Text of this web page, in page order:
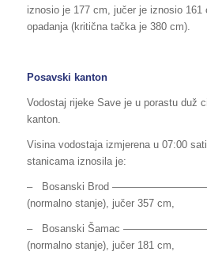
iznosio je 177 cm, jučer je iznosio 161
opadanja (kritična tačka je 380 cm).
Posavski kanton
Vodostaj rijeke Save je u porastu duž
kanton.
Visina vodostaja izmjerena u 07:00
stanicama iznosila je:
– Bosanski Brod
(normalno stanje), jučer 357 cm,
– Bosanski Šamac
(normalno stanje), jučer 181 cm,